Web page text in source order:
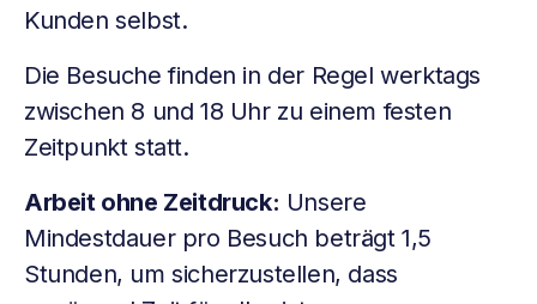
Kunden selbst.
Die Besuche finden in der Regel werktags
zwischen 8 und 18 Uhr zu einem festen
Zeitpunkt statt.
Arbeit ohne Zeitdruck: Unsere
Mindestdauer pro Besuch beträgt 1,5
Stunden, um sicherzustellen, dass